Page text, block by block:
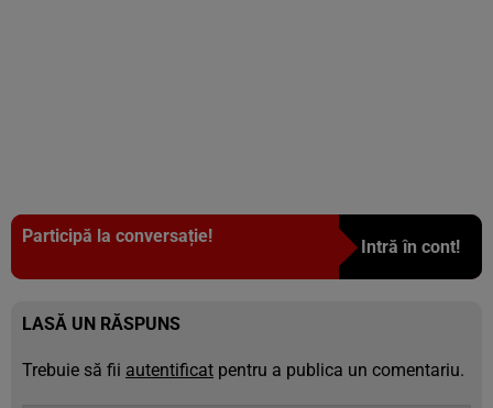
Participă la conversație!
Intră în cont!
LASĂ UN RĂSPUNS
Trebuie să fii autentificat pentru a publica un comentariu.